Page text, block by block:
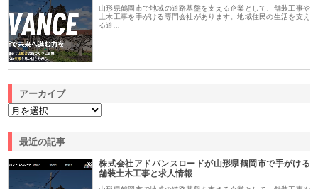
山形県鶴岡市で地域の道路基盤を支える企業として、舗装工事や
土木工事を手がける専門会社があります。地域住民の生活を支え
る道…
アーカイブ
最近の記事
株式会社アドバンスロードが山形県鶴岡市で手がける
舗装土木工事と求人情報